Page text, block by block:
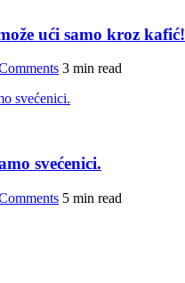
ući samo kroz kafić!
3 min read
svećenici.
5 min read